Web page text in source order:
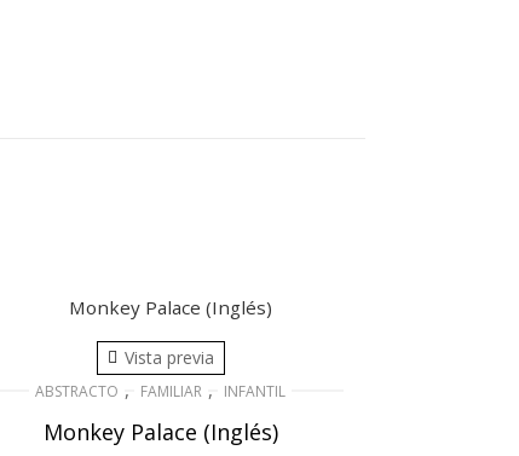
Vista previa
ABSTRACTO , FAMILIAR , INFANTIL
Monkey Palace (Inglés)